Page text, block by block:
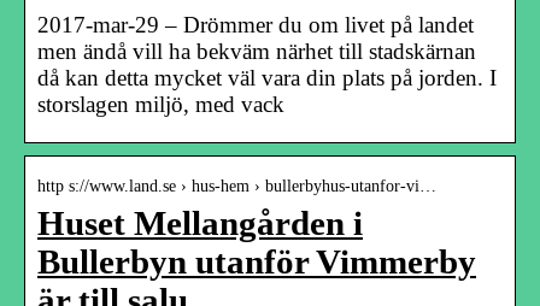
2017-mar-29 – Drömmer du om livet på landet
men ändå vill ha bekväm närhet till stadskärnan
då kan detta mycket väl vara din plats på jorden. I
storslagen miljö, med vack
http s://www.land.se › hus-hem › bullerbyhus-utanfor-vi…
Huset Mellangården i
Bullerbyn utanför Vimmerby